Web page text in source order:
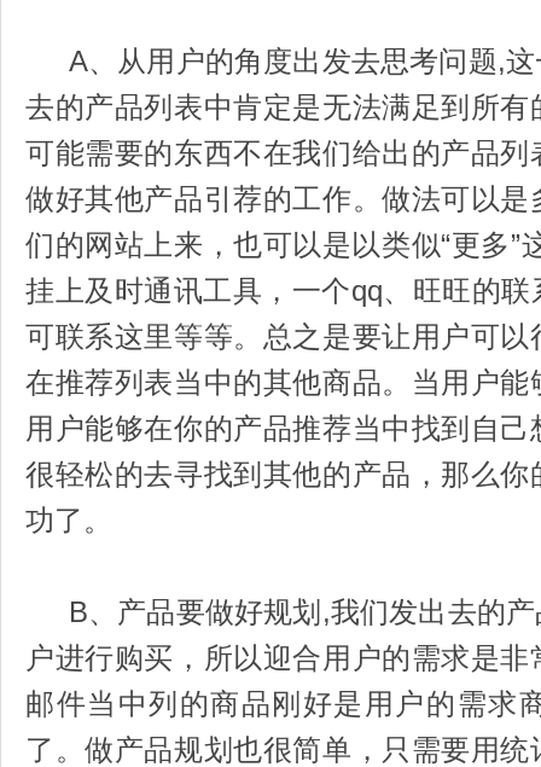
A、从用户的角度出发去思考问题,这
去的产品列表中肯定是无法满足到所
可能需要的东西不在我们给出的产品
做好其他产品引荐的工作。做法可以
们的网站上来，也可以是以类似“更多”
挂上及时通讯工具，一个qq、旺旺的
可联系这里等等。总之是要让用户可
在推荐列表当中的其他商品。当用户
用户能够在你的产品推荐当中找到自
很轻松的去寻找到其他的产品，那么
功了。
B、产品要做好规划,我们发出去的产
户进行购买，所以迎合用户的需求是
邮件当中列的商品刚好是用户的需求
了。做产品规划也很简单，只需要用